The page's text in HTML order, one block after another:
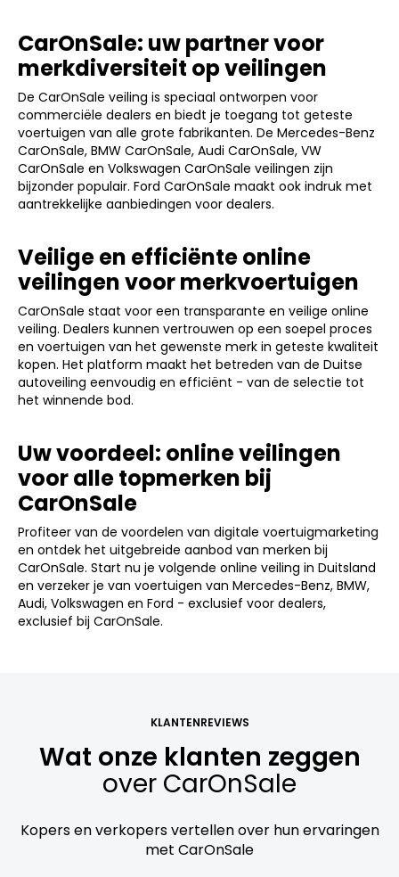
CarOnSale: uw partner voor
merkdiversiteit op veilingen
De CarOnSale veiling is speciaal ontworpen voor
commerciële dealers en biedt je toegang tot geteste
voertuigen van alle grote fabrikanten. De Mercedes-Benz
CarOnSale, BMW CarOnSale, Audi CarOnSale, VW
CarOnSale en Volkswagen CarOnSale veilingen zijn
bijzonder populair. Ford CarOnSale maakt ook indruk met
aantrekkelijke aanbiedingen voor dealers.
Veilige en efficiënte online
veilingen voor merkvoertuigen
CarOnSale staat voor een transparante en veilige online
veiling. Dealers kunnen vertrouwen op een soepel proces
en voertuigen van het gewenste merk in geteste kwaliteit
kopen. Het platform maakt het betreden van de Duitse
autoveiling eenvoudig en efficiënt - van de selectie tot
het winnende bod.
Uw voordeel: online veilingen
voor alle topmerken bij
CarOnSale
Profiteer van de voordelen van digitale voertuigmarketing
en ontdek het uitgebreide aanbod van merken bij
CarOnSale. Start nu je volgende online veiling in Duitsland
en verzeker je van voertuigen van Mercedes-Benz, BMW,
Audi, Volkswagen en Ford - exclusief voor dealers,
exclusief bij CarOnSale.
KLANTENREVIEWS
Wat onze klanten zeggen
over CarOnSale
Kopers en verkopers vertellen over hun ervaringen
met CarOnSale